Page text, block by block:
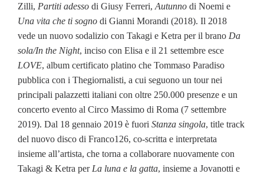
Zilli, Partiti adesso di Giusy Ferreri, Autunno di Noemi e
Una vita che ti sogno di Gianni Morandi (2018). Il 2018
vede un nuovo sodalizio con Takagi e Ketra per il brano Da
sola/In the Night, inciso con Elisa e il 21 settembre esce
LOVE, album certificato platino che Tommaso Paradiso
pubblica con i Thegiornalisti, a cui seguono un tour nei
principali palazzetti italiani con oltre 250.000 presenze e un
concerto evento al Circo Massimo di Roma (7 settembre
2019). Dal 18 gennaio 2019 è fuori Stanza singola, title track
del nuovo disco di Franco126, co-scritta e interpretata
insieme all’artista, che torna a collaborare nuovamente con
Takagi & Ketra per La luna e la gatta, insieme a Jovanotti e